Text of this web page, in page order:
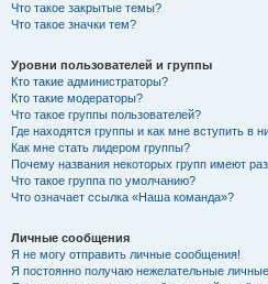
Что такое закрытые темы?
Что такое значки тем?
Уровни пользователей и группы
Кто такие администраторы?
Кто такие модераторы?
Что такое группы пользователей?
Где находятся группы и как мне вступить в
Как мне стать лидером группы?
Почему названия некоторых групп имеют
Что такое группа по умолчанию?
Что означает ссылка «Наша команда»?
Личные сообщения
Я не могу отправить личные сообщения!
Я постоянно получаю нежелательные